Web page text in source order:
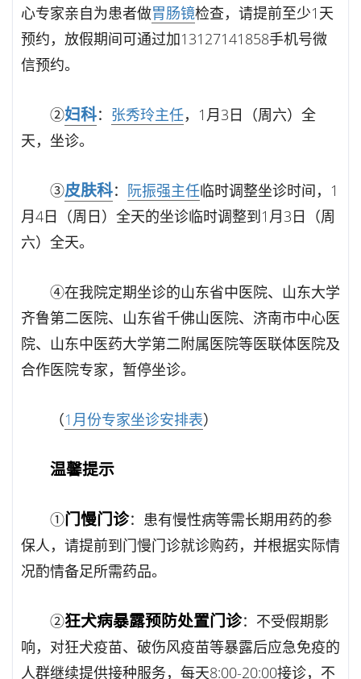
心专家亲自为患者做胃肠镜检查，请提前至少1天
预约，放假期间可通过加13127141858手机号微
信预约。
②妇科： 张秀玲主任，1月3日（周六）全
天，坐诊。
③皮肤科： 阮振强主任临时调整坐诊时间，1
月4日（周日）全天的坐诊临时调整到1月3日（周
六）全天。
④在我院定期坐诊的山东省中医院、山东大学
齐鲁第二医院、山东省千佛山医院、济南市中心医
院、山东中医药大学第二附属医院等医联体医院及
合作医院专家，暂停坐诊。
（1月份专家坐诊安排表）
温馨提示
①门慢门诊：患有慢性病等需长期用药的参
保人，请提前到门慢门诊就诊购药，并根据实际情
况酌情备足所需药品。
②狂犬病暴露预防处置门诊：不受假期影
响，对狂犬疫苗、破伤风疫苗等暴露后应急免疫的
人群继续提供接种服务，每天8:00-20:00接诊，不